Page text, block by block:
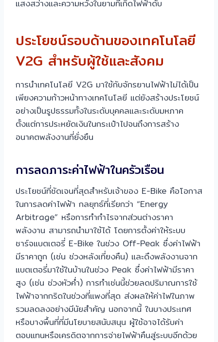
แสงสว่างและความหวังในยามที่เกิดไฟฟ้าดับ
ประโยชน์รอบด้านของเทคโนโลยี
V2G สำหรับผู้ใช้และสังคม
การนำเทคโนโลยี V2G มาใช้กับจักรยานไฟฟ้าไม่ได้เป็น
เพียงความก้าวหน้าทางเทคโนโลยี แต่ยังสร้างประโยชน์
อย่างเป็นรูปธรรมทั้งในระดับบุคคลและระดับมหภาค
ตั้งแต่การประหยัดเงินในกระเป๋าไปจนถึงการสร้าง
อนาคตพลังงานที่ยั่งยืน
การลดภาระค่าไฟฟ้าในครัวเรือน
ประโยชน์ที่ชัดเจนที่สุดสำหรับเจ้าของ E-Bike คือโอกาส
ในการลดค่าไฟฟ้า กลยุทธ์ที่เรียกว่า “Energy
Arbitrage” หรือการทำกำไรจากส่วนต่างราคา
พลังงาน สามารถนำมาใช้ได้ โดยการตั้งค่าให้ระบบ
ชาร์จแบตเตอรี่ E-Bike ในช่วง Off-Peak ซึ่งค่าไฟฟ้า
มีราคาถูก (เช่น ช่วงหลังเที่ยงคืน) และดึงพลังงานจาก
แบตเตอรี่มาใช้ในบ้านในช่วง Peak ซึ่งค่าไฟฟ้ามีราคา
สูง (เช่น ช่วงหัวค่ำ) การทำเช่นนี้ช่วยลดปริมาณการใช้
ไฟฟ้าจากกริดในช่วงที่แพงที่สุด ส่งผลให้ค่าไฟในภาพ
รวมลดลงอย่างมีนัยสำคัญ นอกจากนี้ ในบางประเทศ
หรือบางพื้นที่ที่มีนโยบายสนับสนุน ผู้ใช้อาจได้รับค่า
ตอบแทนหรือเครดิตจากการจ่ายไฟฟ้าคืนสู่ระบบอีกด้วย